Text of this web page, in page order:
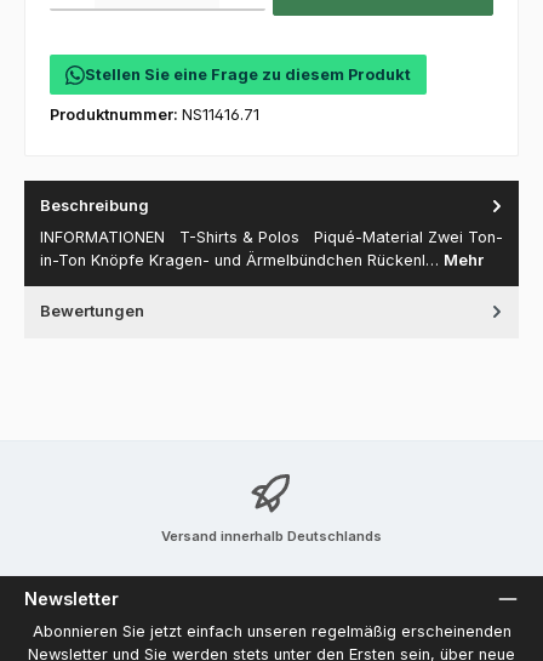
Stellen Sie eine Frage zu diesem Produkt
Produktnummer: NS11416.71
Beschreibung
INFORMATIONEN T-Shirts & Polos Piqué-Material Zwei Ton-
in-Ton Knöpfe Kragen- und Ärmelbündchen Rückenl… Mehr
Bewertungen
Versand innerhalb Deutschlands
Newsletter
Abonnieren Sie jetzt einfach unseren regelmäßig erscheinenden
Newsletter und Sie werden stets unter den Ersten sein, über neue